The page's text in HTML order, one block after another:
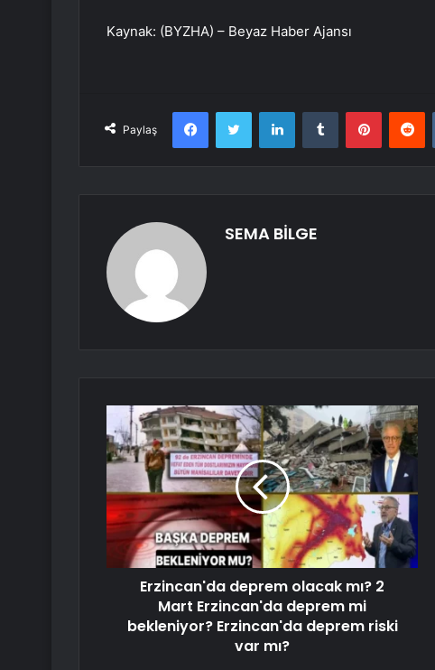
Kaynak: (BYZHA) – Beyaz Haber Ajansı
Paylaş
FacebookTwitter LinkedInTumblr Pinterest
SEMA BİLGE
Erzincan'da deprem olacak mı? 2
Mart Erzincan'da deprem mi
bekleniyor? Erzincan'da deprem riski
var mı?